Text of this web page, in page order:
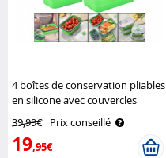
4 boîtes de conservation pliables
en silicone avec couvercles
Rosenstein & Söhne
39,99€ Prix conseillé
19,95€